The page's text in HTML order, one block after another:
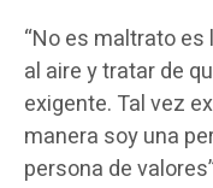
“No es maltrato
al aire y tratar de
exigente. Tal vez
manera soy una
persona de